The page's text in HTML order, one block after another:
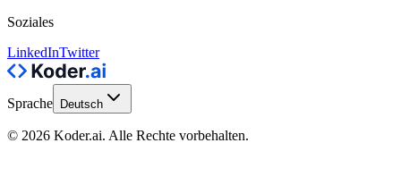
Soziales
LinkedInTwitter
Sprache Deutsch
© 2026 Koder.ai. Alle Rechte vorbehalten.